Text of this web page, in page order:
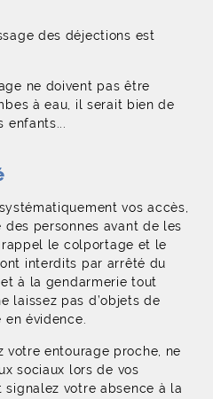
des déjections est
ne doivent pas être
à eau, il serait bien de
vos accès,
des personnes avant de les
rappel le colportage et le
interdits par arrêté du
à la gendarmerie tout
laissez pas d’objets de
évidence.
votre entourage proche, ne
sociaux lors de vos
signalez votre absence à la